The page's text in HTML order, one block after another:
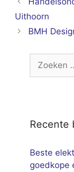
Uithoorn
BMH
Zoek
Recente
Beste
goedkope